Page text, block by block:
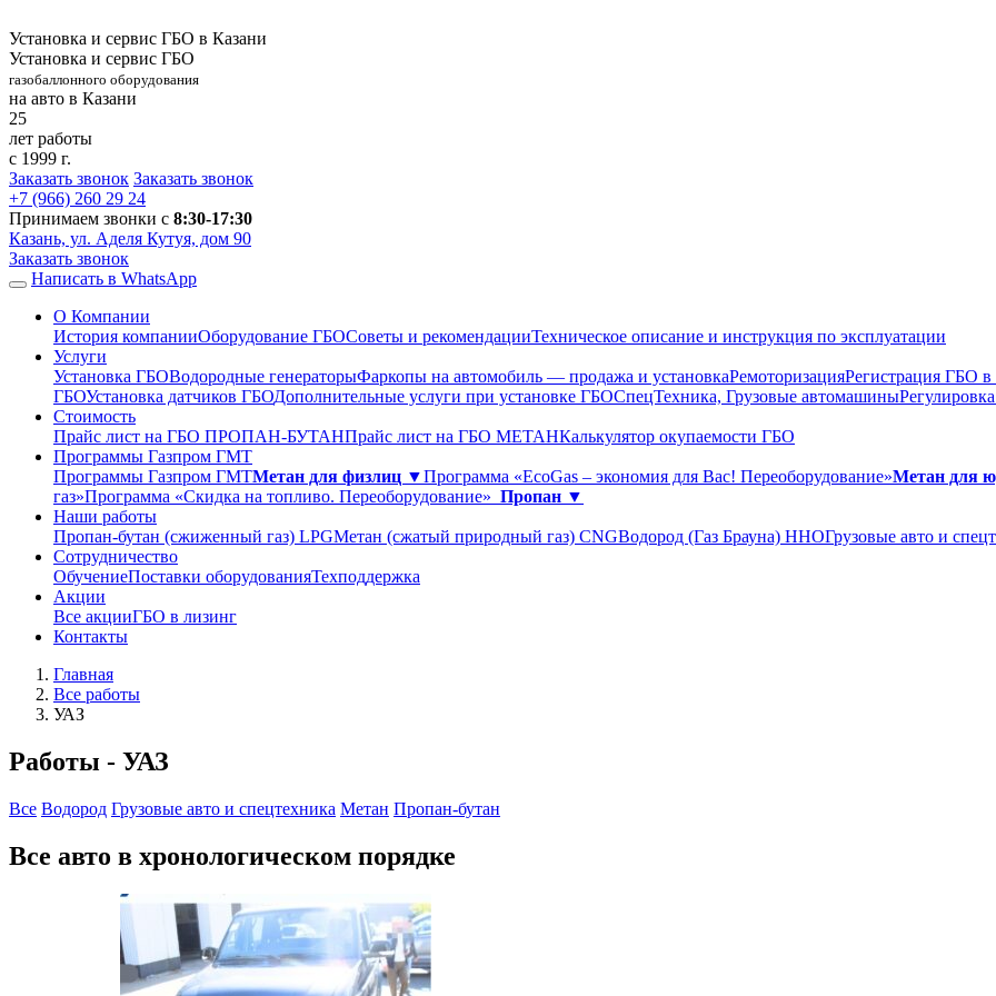
Установка и сервис ГБО в Казани
Установка и сервис ГБО
газобаллонного оборудования
на авто в Казани
25
лет работы
с 1999 г.
Заказать звонок Заказать звонок
+7 (966) 260 29 24
Принимаем звонки с 8:30-17:30
Казань, ул. Аделя Кутуя, дом 90
Заказать звонок
Написать в WhatsApp
О Компании
История компанииОборудование ГБОСоветы и рекомендацииТехническое описание и инструкция по эксплуатации
Услуги
Установка ГБОВодородные генераторыФаркопы на автомобиль — продажа и установкаРемоторизацияРегистрация ГБО
ГБОУстановка датчиков ГБОДополнительные услуги при установке ГБОСпецТехника, Грузовые автомашины
Стоимость
Прайс лист на ГБО ПРОПАН-БУТАНПрайс лист на ГБО МЕТАНКалькулятор окупаемости ГБО
Программы Газпром ГМТ
Программы Газпром ГМТМетан для физлиц ▼Программа «EcoGas – экономия для Вас! Переоборудование»Метан для
газ»Программа «Скидка на топливо. Переоборудование» Пропан ▼
Наши работы
Пропан-бутан (сжиженный газ) LPGМетан (сжатый природный газ) CNGВодород (Газ Брауна) ННОГрузовые авто и
Сотрудничество
ОбучениеПоставки оборудованияТехподдержка
Акции
Все акцииГБО в лизинг
Контакты
Главная
Все работы
УАЗ
Работы - УАЗ
Все Водород Грузовые авто и спецтехника Метан Пропан-бутан
Все авто в хронологическом порядке